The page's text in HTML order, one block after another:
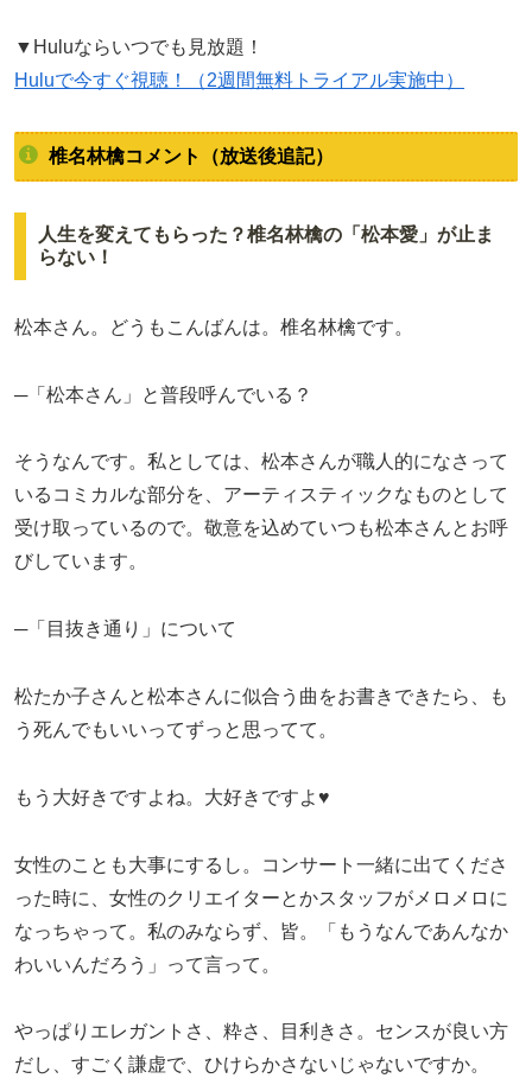
▼Huluならいつでも見放題！
Huluで今すぐ視聴！（2週間無料トライアル実施中）
椎名林檎コメント（放送後追記）
人生を変えてもらった？椎名林檎の「松本愛」が止ま
らない！
松本さん。どうもこんばんは。椎名林檎です。
─「松本さん」と普段呼んでいる？
そうなんです。私としては、松本さんが職人的になさって
いるコミカルな部分を、アーティスティックなものとして
受け取っているので。敬意を込めていつも松本さんとお呼
びしています。
─「目抜き通り」について
松たか子さんと松本さんに似合う曲をお書きできたら、も
う死んでもいいってずっと思ってて。
もう大好きですよね。大好きですよ♥
女性のことも大事にするし。コンサート一緒に出てくださ
った時に、女性のクリエイターとかスタッフがメロメロに
なっちゃって。私のみならず、皆。「もうなんであんなか
わいいんだろう」って言って。
やっぱりエレガントさ、粋さ、目利きさ。センスが良い方
だし、すごく謙虚で、ひけらかさないじゃないですか。